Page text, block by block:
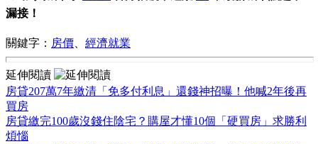
漏接！
關鍵字： 房價 經濟就業
延伸閱讀
房貸207萬7年繳清「免多付利息」還錢神招曝！他喊2年後再
買房
房貸繳完100歲沒錢住陰宅？購屋才懂10個「硬買房」求勝利
煩惱